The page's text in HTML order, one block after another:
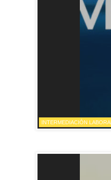
INTERMEDIACIÓN LABORAL